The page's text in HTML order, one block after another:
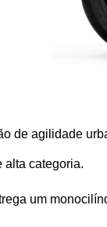
de agilidade
alta categoria.
um